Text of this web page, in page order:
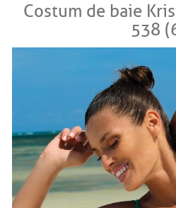
Costum de baie
538